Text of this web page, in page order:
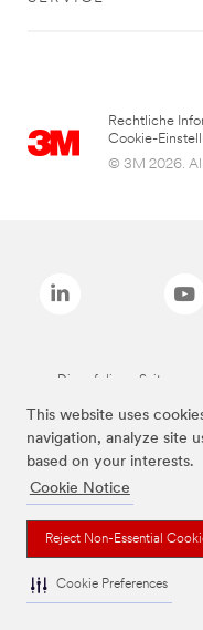
This website uses
navigation, analyze site
based on your interests.
Cookie Notice
Reject Non-Essential
Cookie Preferences
Rechtliche
Cookie-
© 3M 2026.
Die auf dieser Seite